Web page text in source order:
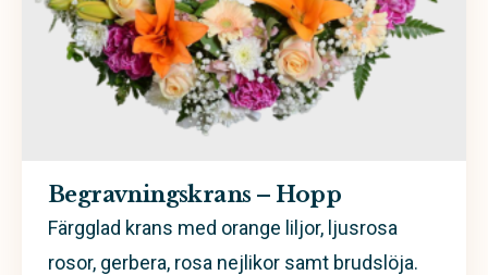
Begravningskrans – Hopp
Färgglad krans med orange liljor, ljusrosa
rosor, gerbera, rosa nejlikor samt brudslöja.